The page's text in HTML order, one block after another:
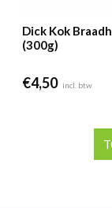
Dick Kok
(300g)
€4,50 incl. btw